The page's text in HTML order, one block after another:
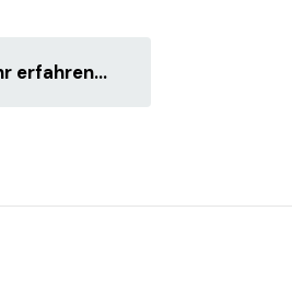
erfahren...